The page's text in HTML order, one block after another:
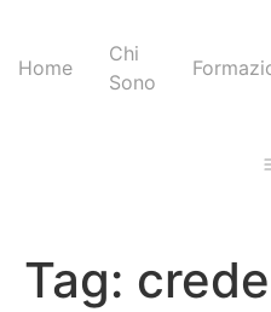
Home
Chi
Sono
Tag: